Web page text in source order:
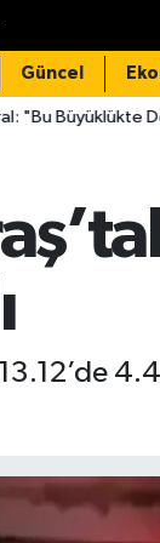
Güncel
Depremler 400-
13.12’de